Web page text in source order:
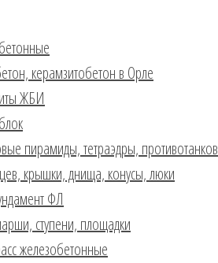
керамзитобетон в Орле
ЖБИ
пирамиды, тетраэдры,
крышки, днища, конусы, люки
ФЛ
ступени, площадки
железобетонные
–
кольца
конусы,
в Орле
выгодным
Для